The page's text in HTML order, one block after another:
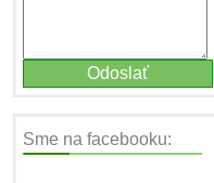
Sme na facebooku: